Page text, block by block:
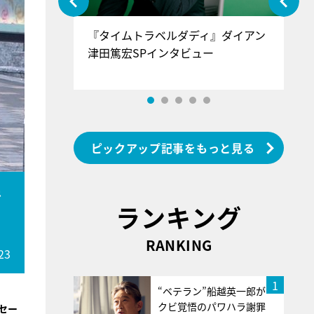
ー
』＝LOV
インタ
『タイムトラベルダディ』ダイアン
津田篤宏SPインタビュー
ピックアップ記事をもっと見る
ランキング
RANKING
1
“ベテラン”船越英一郎が
クビ覚悟のパワハラ謝罪